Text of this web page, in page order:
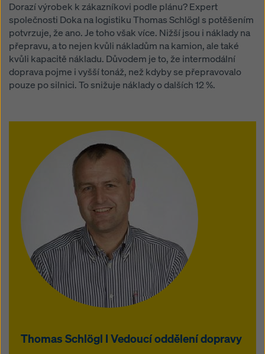
Dorazí výrobek k zákazníkovi podle plánu? Expert
společnosti Doka na logistiku Thomas Schlögl s potěšením
potvrzuje, že ano. Je toho však více. Nižší jsou i náklady na
přepravu, a to nejen kvůli nákladům na kamion, ale také
kvůli kapacitě nákladu. Důvodem je to, že intermodální
doprava pojme i vyšší tonáž, než kdyby se přepravovalo
pouze po silnici. To snižuje náklady o dalších 12 %.
Thomas Schlögl I Vedoucí oddělení dopravy